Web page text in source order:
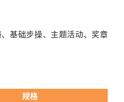
基础步操、主题活动、奖章
规格